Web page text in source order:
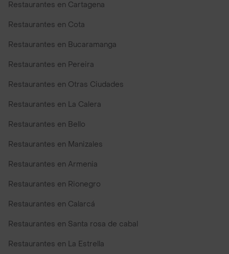
Restaurantes en Cartagena
Restaurantes en Cota
Restaurantes en Bucaramanga
Restaurantes en Pereira
Restaurantes en Otras Ciudades
Restaurantes en La Calera
Restaurantes en Bello
Restaurantes en Manizales
Restaurantes en Armenia
Restaurantes en Rionegro
Restaurantes en Calarcá
Restaurantes en Santa rosa de cabal
Restaurantes en La Estrella